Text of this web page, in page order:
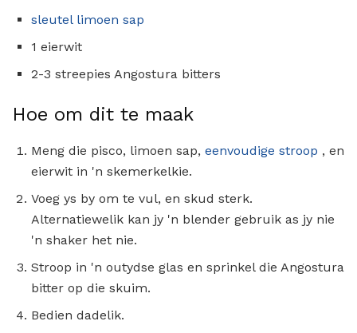
sleutel limoen sap
1 eierwit
2-3 streepies Angostura bitters
Hoe om dit te maak
Meng die pisco, limoen sap, eenvoudige stroop , en
eierwit in 'n skemerkelkie.
Voeg ys by om te vul, en skud sterk.
Alternatiewelik kan jy 'n blender gebruik as jy nie
'n shaker het nie.
Stroop in 'n outydse glas en sprinkel die Angostura
bitter op die skuim.
Bedien dadelik.